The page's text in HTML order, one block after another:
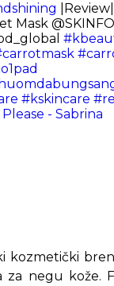
Mask
#kskincare
- Sabrina
kozmetički
za negu kože.